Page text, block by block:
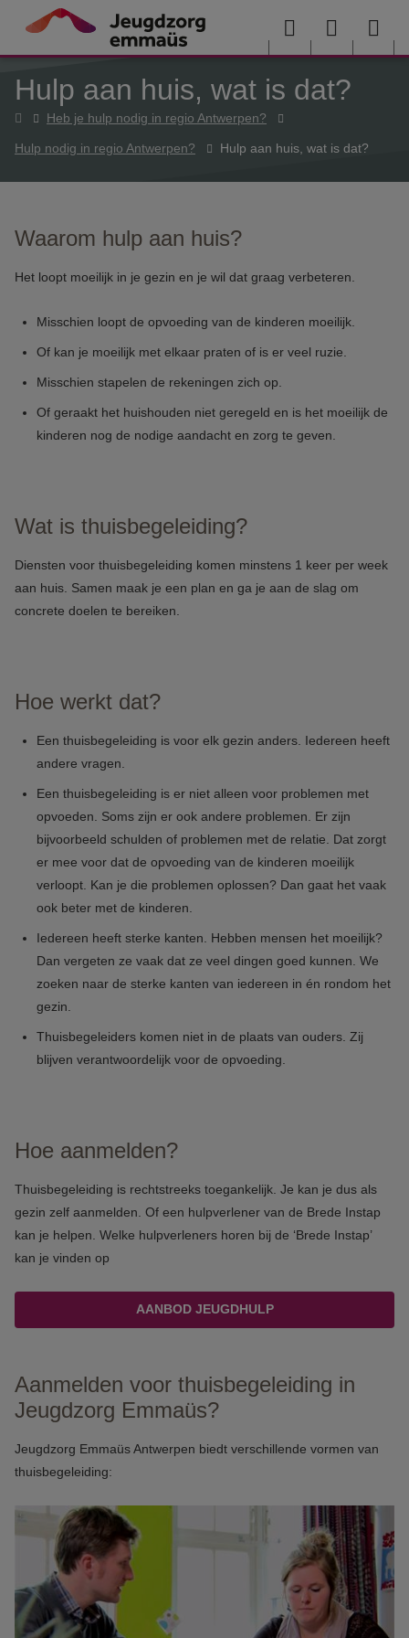
Overslaan en naar de inhoud gaan
Menu User
menu
Hulp aan huis, wat is dat?
HomeHeb je hulp nodig in regio Antwerpen?
Hulp nodig in regio Antwerpen? Hulp aan huis, wat is dat?
Waarom hulp aan huis?
Het loopt moeilijk in je gezin en je wil dat graag verbeteren.
Misschien loopt de opvoeding van de kinderen moeilijk.
Of kan je moeilijk met elkaar praten of is er veel ruzie.
Misschien stapelen de rekeningen zich op.
Of geraakt het huishouden niet geregeld en is het moeilijk de
kinderen nog de nodige aandacht en zorg te geven.
Wat is thuisbegeleiding?
Diensten voor thuisbegeleiding komen minstens 1 keer per week
aan huis. Samen maak je een plan en ga je aan de slag om
concrete doelen te bereiken.
Hoe werkt dat?
Een thuisbegeleiding is voor elk gezin anders. Iedereen heeft
andere vragen.
Een thuisbegeleiding is er niet alleen voor problemen met
opvoeden. Soms zijn er ook andere problemen. Er zijn
bijvoorbeeld schulden of problemen met de relatie. Dat zorgt
er mee voor dat de opvoeding van de kinderen moeilijk
verloopt. Kan je die problemen oplossen? Dan gaat het vaak
ook beter met de kinderen.
Iedereen heeft sterke kanten. Hebben mensen het moeilijk?
Dan vergeten ze vaak dat ze veel dingen goed kunnen. We
zoeken naar de sterke kanten van iedereen in én rondom het
gezin.
Thuisbegeleiders komen niet in de plaats van ouders. Zij
blijven verantwoordelijk voor de opvoeding.
Hoe aanmelden?
Thuisbegeleiding is rechtstreeks toegankelijk. Je kan je dus als
gezin zelf aanmelden. Of een hulpverlener van de Brede Instap
kan je helpen. Welke hulpverleners horen bij de ‘Brede Instap’
kan je vinden op
AANBOD JEUGDHULP
Aanmelden voor thuisbegeleiding in
Jeugdzorg Emmaüs?
Jeugdzorg Emmaüs Antwerpen biedt verschillende vormen van
thuisbegeleiding: